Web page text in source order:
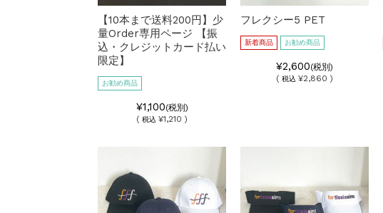
【10本まで送料200円】少
量Order専用ページ 【振
込・クレジットカード払い
限定】
お勧め商品
¥1,100(税別)
(税込 ¥1,210 )
フレクシー5 PET
新着商品 お勧め商品
¥2,600(税別)
(税込 ¥2,860 )